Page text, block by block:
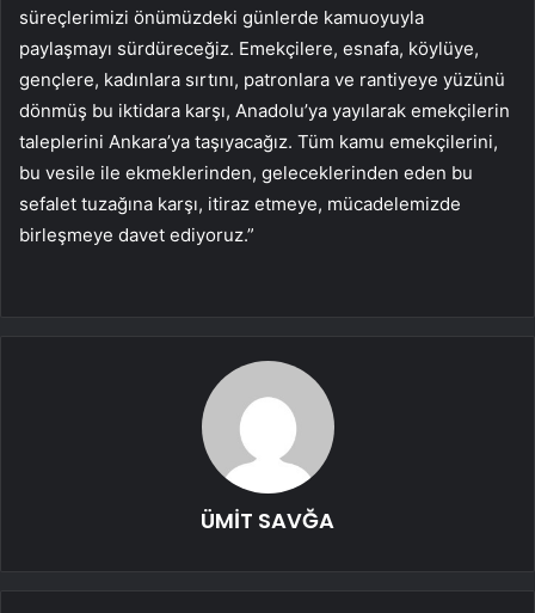
süreçlerimizi önümüzdeki günlerde kamuoyuyla
paylaşmayı sürdüreceğiz. Emekçilere, esnafa, köylüye,
gençlere, kadınlara sırtını, patronlara ve rantiyeye yüzünü
dönmüş bu iktidara karşı, Anadolu’ya yayılarak emekçilerin
taleplerini Ankara’ya taşıyacağız. Tüm kamu emekçilerini,
bu vesile ile ekmeklerinden, geleceklerinden eden bu
sefalet tuzağına karşı, itiraz etmeye, mücadelemizde
birleşmeye davet ediyoruz.”
ÜMİT SAVĞA